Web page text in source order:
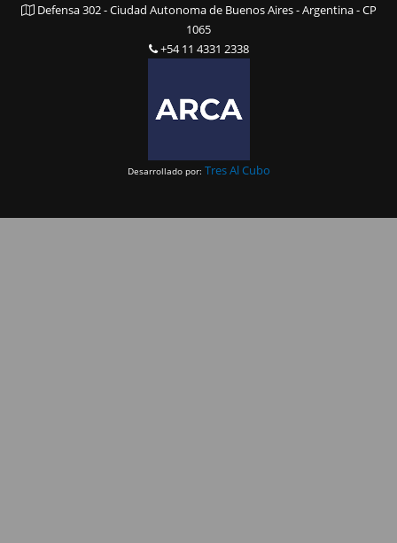
Defensa 302 - Ciudad Autonoma de Buenos Aires - Argentina - CP
1065
+54 11 4331 2338
Desarrollado por: Tres Al Cubo